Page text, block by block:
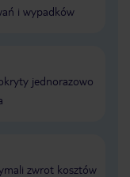
i wypadków
jednorazowo
zwrot kosztów